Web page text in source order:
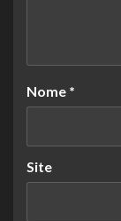
Nome *
Site